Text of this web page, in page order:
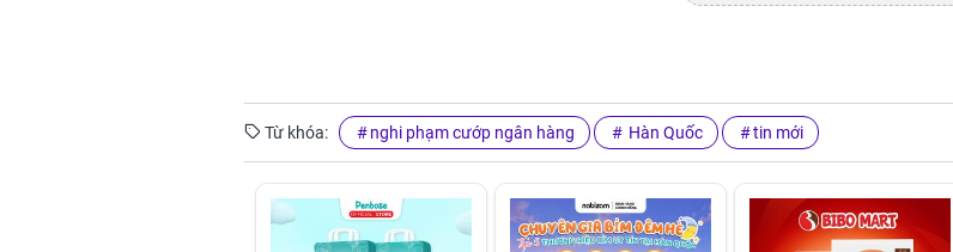
Từ khóa: nghi phạm cướp ngân hàng Hàn Quốc tin mới